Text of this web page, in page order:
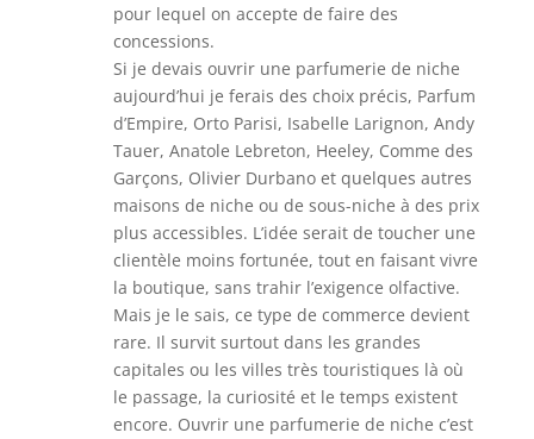
pour lequel on accepte de faire des
concessions.
Si je devais ouvrir une parfumerie de niche
aujourd’hui je ferais des choix précis, Parfum
d’Empire, Orto Parisi, Isabelle Larignon, Andy
Tauer, Anatole Lebreton, Heeley, Comme des
Garçons, Olivier Durbano et quelques autres
maisons de niche ou de sous-niche à des prix
plus accessibles. L’idée serait de toucher une
clientèle moins fortunée, tout en faisant vivre
la boutique, sans trahir l’exigence olfactive.
Mais je le sais, ce type de commerce devient
rare. Il survit surtout dans les grandes
capitales ou les villes très touristiques là où
le passage, la curiosité et le temps existent
encore. Ouvrir une parfumerie de niche c’est